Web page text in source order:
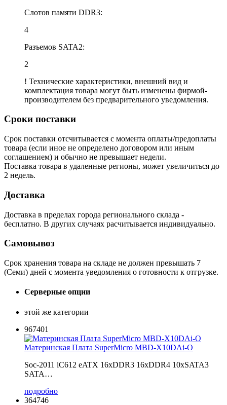
Слотов памяти DDR3:
4
Разъемов SATA2:
2
! Технические характеристики, внешний вид и
комплектация товара могут быть изменены фирмой-
производителем без предварительного уведомления.
Сроки поставки
Срок поставки отсчитывается с момента оплаты/предоплаты
товара (если иное не определено договором или иным
соглашением) и обычно не превышает недели.
Поставка товара в удаленные регионы, может увеличиться до
2 недель.
Доставка
Доставка в пределах города регионального склада -
бесплатно. В других случаях расчитывается индивидуально.
Самовывоз
Срок хранения товара на складе не должен превышать 7
(Семи) дней с момента уведомления о готовности к отгрузке.
Серверные опции
этой же категории
967401
Материнская Плата SuperMicro MBD-X10DAi-O
Soc-2011 iC612 eATX 16xDDR3 16xDDR4 10xSATA3
SATA…
подробно
364746